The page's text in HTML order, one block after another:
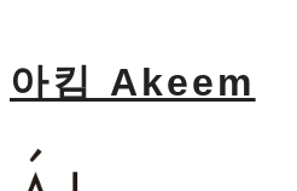
아킴 Akeem